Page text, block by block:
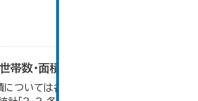
帯数・面積・人口密度
については各年１月１日時点（大仙市